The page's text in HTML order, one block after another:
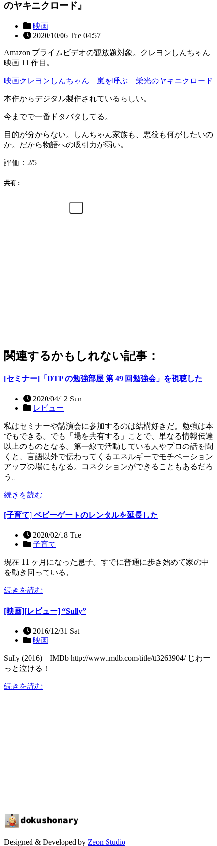
のヤキニクロード』
映画
2020/10/06 Tue 04:57
Amazon プライムビデオの観放題対象。クレヨンしんちゃん
映画 11 作目。
映画クレヨンしんちゃん 嵐を呼ぶ 栄光のヤキニクロード
本作からデジタル製作されているらしい。
今までで一番ドタバタしてる。
目的が分からない。しんちゃん家族も、悪役も何がしたいの
か。だから物語への吸引力が弱い。
評価：2/5
共有 :
関連するかもしれない記事：
[セミナー]「DTP の勉強部屋 第 49 回勉強会」を視聴した
2020/04/12 Sun
レビュー
私はセミナーや講演会に参加するのは結構好きだ。勉強は本
でもできる。でも「場を共有する」ことで、単なる情報伝達
以上のものとなる。第一線で活動している人やプロの話を聞
くと、言語以外で伝わってくるエネルギーでモチベーション
アップの場にもなる。コネクションができることもあるだろ
う。
続きを読む
[子育て] ベビーゲートのレンタルを延長した
2020/02/18 Tue
子育て
現在 11 ヶ月になった息子。すでに普通に歩き始めて家の中
を動き回っている。
続きを読む
[映画][レビュー] “Sully”
2016/12/31 Sat
映画
Sully (2016) – IMDb http://www.imdb.com/title/tt3263904/ じわー
っと泣ける！
続きを読む
Designed & Developed by Zeon Studio